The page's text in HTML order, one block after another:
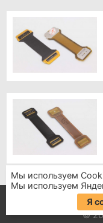
Часто
©
Мы используем
Мы используем
Я